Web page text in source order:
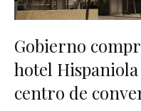
Gobierno
hotel
centro de